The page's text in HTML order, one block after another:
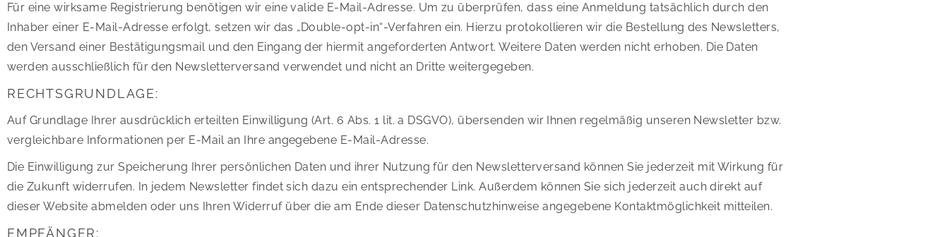
Für eine wirksame Registrierung benötigen wir eine valide E-Mail-Adresse. Um zu überprüfen, dass eine Anmeldung tatsächlich durch den
Inhaber einer E-Mail-Adresse erfolgt, setzen wir das „Double-opt-in“-Verfahren ein. Hierzu protokollieren wir die Bestellung des Newsletters,
den Versand einer Bestätigungsmail und den Eingang der hiermit angeforderten Antwort. Weitere Daten werden nicht erhoben. Die Daten
werden ausschließlich für den Newsletterversand verwendet und nicht an Dritte weitergegeben.
RECHTSGRUNDLAGE:
Auf Grundlage Ihrer ausdrücklich erteilten Einwilligung (Art. 6 Abs. 1 lit. a DSGVO), übersenden wir Ihnen regelmäßig unseren Newsletter bzw.
vergleichbare Informationen per E-Mail an Ihre angegebene E-Mail-Adresse.
Die Einwilligung zur Speicherung Ihrer persönlichen Daten und ihrer Nutzung für den Newsletterversand können Sie jederzeit mit Wirkung für
die Zukunft widerrufen. In jedem Newsletter findet sich dazu ein entsprechender Link. Außerdem können Sie sich jederzeit auch direkt auf
dieser Website abmelden oder uns Ihren Widerruf über die am Ende dieser Datenschutzhinweise angegebene Kontaktmöglichkeit mitteilen.
EMPFÄNGER: